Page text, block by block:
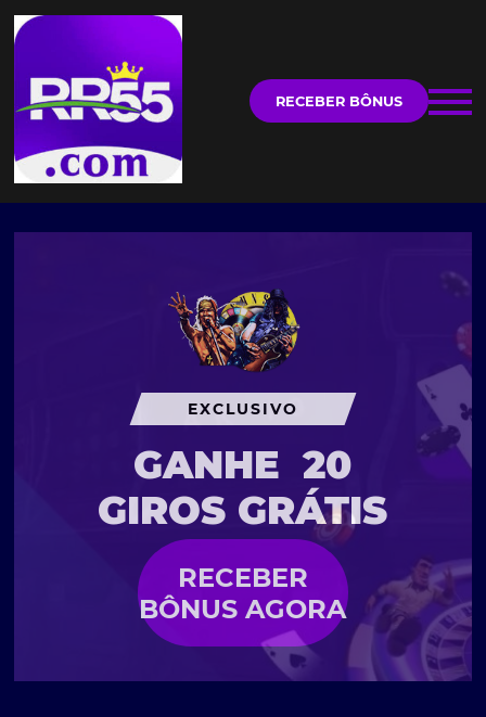
RECEBER BÔNUS
EXCLUSIVO
GANHE 20
GIROS GRÁTIS
RECEBER
BÔNUS AGORA